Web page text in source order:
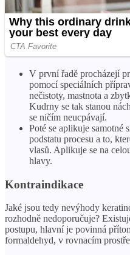
V první řadě procházejí
pomocí speciálních
nečistoty, mastnota a
Kudrny se tak stanou
se ničím neucpávají.
Poté se aplikuje samotné
podstatu procesu a to,
vlasů. Aplikuje se na
hlavy.
Kontraindikace
Jaké jsou tedy nevýhody
rozhodně nedoporučuje?
postupu, hlavní je povinná
formaldehyd, v rovnacím